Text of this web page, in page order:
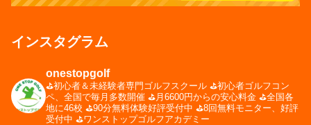
インスタグラム
onestopgolf
⛳️初心者＆未経験者専門ゴルフスクール ⛳️初心者ゴルフコン
ペ、全国で毎月多数開催 ⛳️月6600円からの安心料金 ⛳️全国各
地に46校 ⛳️90分無料体験好評受付中 ⛳️8回無料モニター、好評
受付中 ⛳️ワンストップゴルフアカデミー